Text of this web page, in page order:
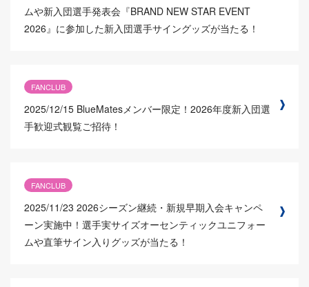
ムや新入団選手発表会『BRAND NEW STAR EVENT
2026』に参加した新入団選手サイングッズが当たる！
FANCLUB
2025/12/15 BlueMatesメンバー限定！2026年度新入団選
手歓迎式観覧ご招待！
FANCLUB
2025/11/23 2026シーズン継続・新規早期入会キャンペ
ーン実施中！選手実サイズオーセンティックユニフォー
ムや直筆サイン入りグッズが当たる！